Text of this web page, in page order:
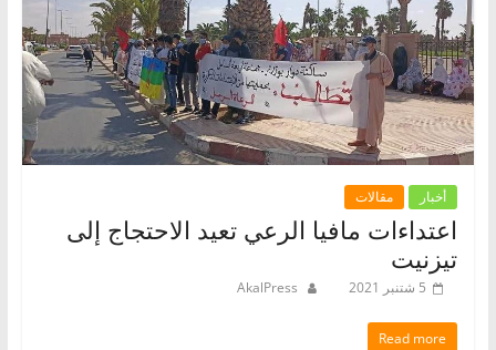
أخبار مقالات
اعتداءات مافيا الرعي تعيد الاحتجاج إلى
تيزنيت
5 شتنبر 2021 AkalPress
Read more